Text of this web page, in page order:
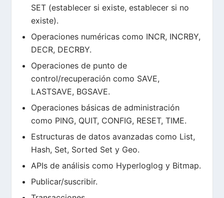
SET (establecer si existe, establecer si no
existe).
Operaciones numéricas como INCR, INCRBY,
DECR, DECRBY.
Operaciones de punto de
control/recuperación como SAVE,
LASTSAVE, BGSAVE.
Operaciones básicas de administración
como PING, QUIT, CONFIG, RESET, TIME.
Estructuras de datos avanzadas como List,
Hash, Set, Sorted Set y Geo.
APIs de análisis como Hyperloglog y Bitmap.
Publicar/suscribir.